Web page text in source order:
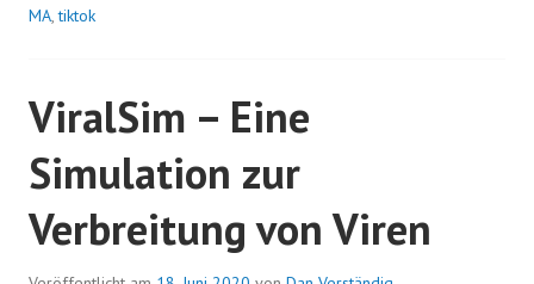
MA,tiktok
ViralSim – Eine
Simulation zur
Verbreitung von Viren